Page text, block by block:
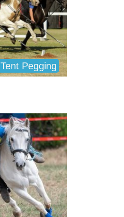
Tent Pegging